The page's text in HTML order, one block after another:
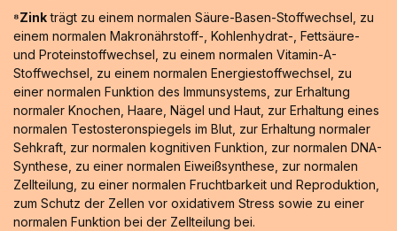
⁸Zinkträgt zu einem normalen Säure-Basen-Stoffwechsel, zu
einem normalen Makronährstoff-, Kohlenhydrat-, Fettsäure-
und Proteinstoffwechsel, zu einem normalen Vitamin-A-
Stoffwechsel, zu einem normalen Energiestoffwechsel, zu
einer normalen Funktion des Immunsystems, zur Erhaltung
normaler Knochen, Haare, Nägel und Haut, zur Erhaltung eines
normalen Testosteronspiegels im Blut, zur Erhaltung normaler
Sehkraft, zur normalen kognitiven Funktion, zur normalen DNA-
Synthese, zu einer normalen Eiweißsynthese, zur normalen
Zellteilung, zu einer normalen Fruchtbarkeit und Reproduktion,
zum Schutz der Zellen vor oxidativem Stress sowie zu einer
normalen Funktion bei der Zellteilung bei.